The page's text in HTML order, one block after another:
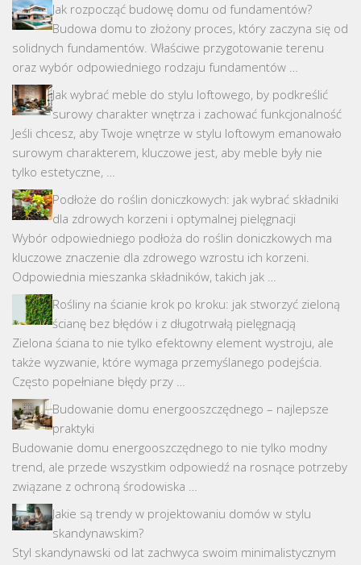
Jak rozpocząć budowę domu od fundamentów?
Budowa domu to złożony proces, który zaczyna się od
solidnych fundamentów. Właściwe przygotowanie terenu
oraz wybór odpowiedniego rodzaju fundamentów …
Jak wybrać meble do stylu loftowego, by podkreślić
surowy charakter wnętrza i zachować funkcjonalność
Jeśli chcesz, aby Twoje wnętrze w stylu loftowym emanowało
surowym charakterem, kluczowe jest, aby meble były nie
tylko estetyczne, …
Podłoże do roślin doniczkowych: jak wybrać składniki
dla zdrowych korzeni i optymalnej pielęgnacji
Wybór odpowiedniego podłoża do roślin doniczkowych ma
kluczowe znaczenie dla zdrowego wzrostu ich korzeni.
Odpowiednia mieszanka składników, takich jak …
Rośliny na ścianie krok po kroku: jak stworzyć zieloną
ścianę bez błędów i z długotrwałą pielęgnacją
Zielona ściana to nie tylko efektowny element wystroju, ale
także wyzwanie, które wymaga przemyślanego podejścia.
Często popełniane błędy przy …
Budowanie domu energooszczędnego – najlepsze
praktyki
Budowanie domu energooszczędnego to nie tylko modny
trend, ale przede wszystkim odpowiedź na rosnące potrzeby
związane z ochroną środowiska …
Jakie są trendy w projektowaniu domów w stylu
skandynawskim?
Styl skandynawski od lat zachwyca swoim minimalistycznym